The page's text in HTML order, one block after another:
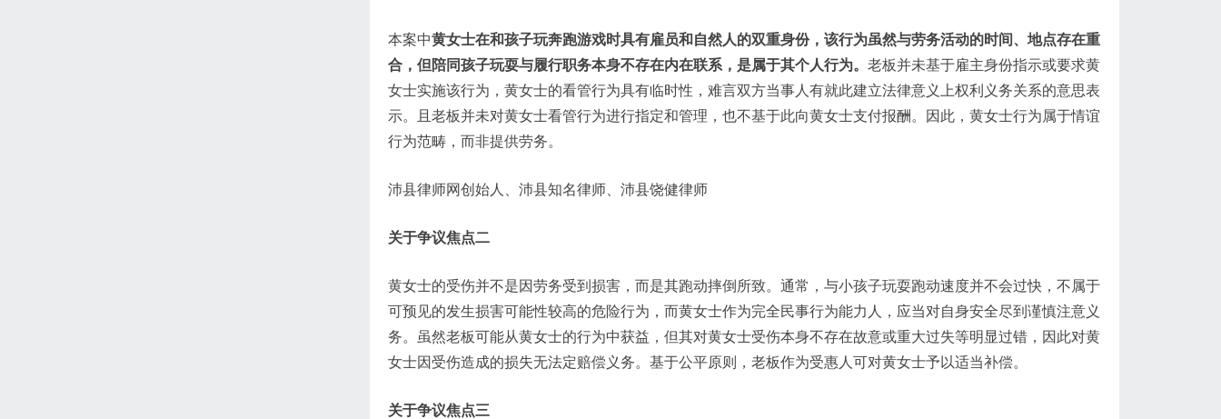
本案中黄女士在和孩子玩奔跑游戏时具有雇员和自然人的双重身份，该行为虽然与劳务活动的时间、地点存在重
合，但陪同孩子玩耍与履行职务本身不存在内在联系，是属于其个人行为。 老板并未基于雇主身份指示或要求黄
女士实施该行为，黄女士的看管行为具有临时性，难言双方当事人有就此建立法律意义上权利义务关系的意思表
示。且老板并未对黄女士看管行为进行指定和管理，也不基于此向黄女士支付报酬。因此，黄女士行为属于情谊
行为范畴，而非提供劳务。
沛县律师网创始人、沛县知名律师、沛县饶健律师
关于争议焦点二
黄女士的受伤并不是因劳务受到损害，而是其跑动摔倒所致。通常，与小孩子玩耍跑动速度并不会过快，不属于
可预见的发生损害可能性较高的危险行为，而黄女士作为完全民事行为能力人，应当对自身安全尽到谨慎注意义
务。虽然老板可能从黄女士的行为中获益，但其对黄女士受伤本身不存在故意或重大过失等明显过错，因此对黄
女士因受伤造成的损失无法定赔偿义务。基于公平原则，老板作为受惠人可对黄女士予以适当补偿。
关于争议焦点三